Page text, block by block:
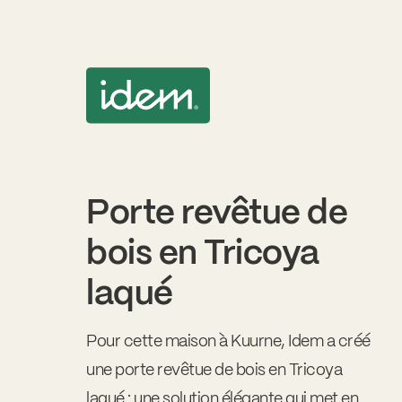
Porte revêtue de
bois en Tricoya
laqué
Pour cette maison à Kuurne, Idem a créé
une porte revêtue de bois en Tricoya